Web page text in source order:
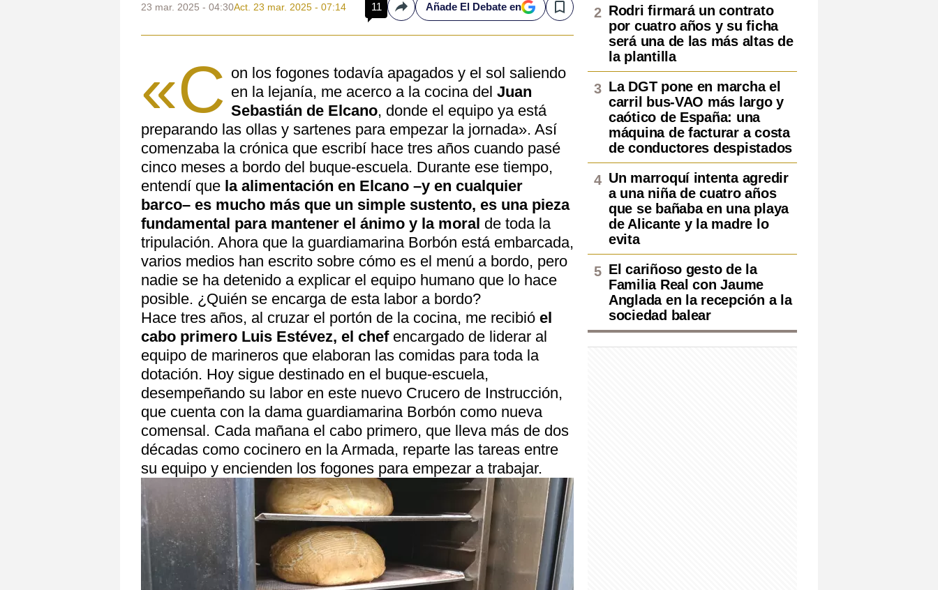
23 mar. 2025 - 04:30Act. 23 mar. 2025 - 07:14 11 CompartirAñade El Debate en Save
«C on los fogones todavía apagados y el sol saliendo
en la lejanía, me acerco a la cocina del Juan
Sebastián de Elcano, donde el equipo ya está
preparando las ollas y sartenes para empezar la jornada». Así
comenzaba la crónica que escribí hace tres años cuando pasé
cinco meses a bordo del buque-escuela. Durante ese tiempo,
entendí que la alimentación en Elcano –y en cualquier
barco– es mucho más que un simple sustento, es una pieza
fundamental para mantener el ánimo y la moral de toda la
tripulación. Ahora que la guardiamarina Borbón está embarcada,
varios medios han escrito sobre cómo es el menú a bordo, pero
nadie se ha detenido a explicar el equipo humano que lo hace
posible. ¿Quién se encarga de esta labor a bordo?
Hace tres años, al cruzar el portón de la cocina, me recibió el
cabo primero Luis Estévez, el chefencargado de liderar al
equipo de marineros que elaboran las comidas para toda la
dotación. Hoy sigue destinado en el buque-escuela,
desempeñando su labor en este nuevo Crucero de Instrucción,
que cuenta con la dama guardiamarina Borbón como nueva
comensal. Cada mañana el cabo primero, que lleva más de dos
décadas como cocinero en la Armada, reparte las tareas entre
su equipo y encienden los fogones para empezar a trabajar.
Rodri firmará un contrato
por cuatro años y su ficha
será una de las más altas de
la plantilla
La DGT pone en marcha el
carril bus-VAO más largo y
caótico de España: una
máquina de facturar a costa
de conductores despistados
Un marroquí intenta agredir
a una niña de cuatro años
que se bañaba en una playa
de Alicante y la madre lo
evita
El cariñoso gesto de la
Familia Real con Jaume
Anglada en la recepción a la
sociedad balear